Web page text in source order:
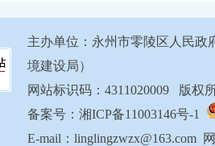
主办单位：永州市零陵区人民
境建设局）
网站标识码：4311020009 版权
备案号：湘ICP备11003146号-1
E-mail：linglingzwzx@163.com